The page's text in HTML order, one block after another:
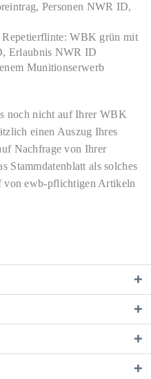
Personen NWR ID,
Repetierflinte:WBK grün mit
Erlaubnis NWR ID
Munitionserwerb
noch nicht auf Ihrer WBK
einen Auszug Ihres
Nachfrage von Ihrer
Stammdatenblatt als solches
von ewb-pflichtigen Artikeln